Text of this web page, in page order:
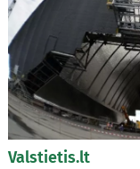
Valstietis.lt